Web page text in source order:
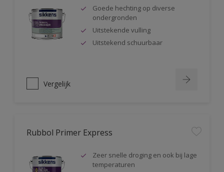
Goede hechting op diverse
ondergronden
Uitstekende vulling
Uitstekend schuurbaar
Vergelijk
Rubbol Primer Express
Zeer snelle droging en ook bij lage
temperaturen